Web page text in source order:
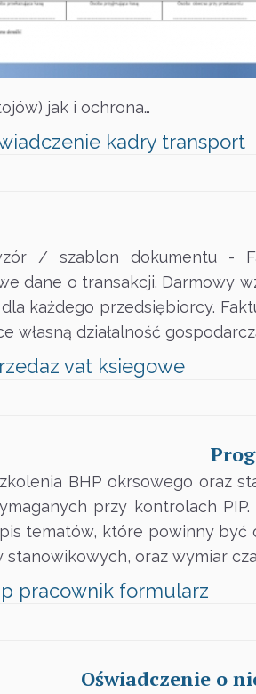
jak i ochrona…
kadry transport
/ szablon dokumentu -
dane o transakcji. Darmowy
każdego przedsiębiorcy.
własną działalność
vat ksiegowe
BHP okrsowego oraz
przy kontrolach
tematów, które powinny
stanowikowych, oraz wymiar
pracownik formularz
Oświadczenie o